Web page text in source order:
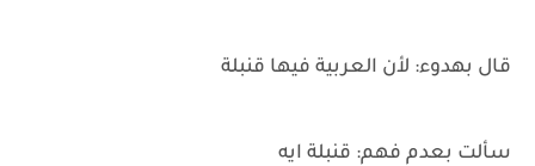
قال بهدوء: لأن العربية فيها قنبلة
سألت بعدم فهم: قنبلة ايه